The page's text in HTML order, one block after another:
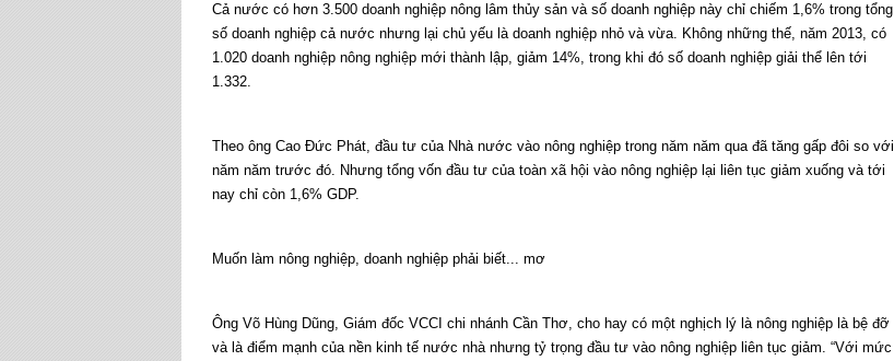
Cả nước có hơn 3.500 doanh nghiệp nông lâm thủy sản và số doanh nghiệp này chỉ chiếm 1,6% trong tổng
số doanh nghiệp cả nước nhưng lại chủ yếu là doanh nghiệp nhỏ và vừa. Không những thế, năm 2013, có
1.020 doanh nghiệp nông nghiệp mới thành lập, giảm 14%, trong khi đó số doanh nghiệp giải thể lên tới
1.332.
Theo ông Cao Đức Phát, đầu tư của Nhà nước vào nông nghiệp trong năm năm qua đã tăng gấp đôi so với
năm năm trước đó. Nhưng tổng vốn đầu tư của toàn xã hội vào nông nghiệp lại liên tục giảm xuống và tới
nay chỉ còn 1,6% GDP.
Muốn làm nông nghiệp, doanh nghiệp phải biết... mơ
Ông Võ Hùng Dũng, Giám đốc VCCI chi nhánh Cần Thơ, cho hay có một nghịch lý là nông nghiệp là bệ đỡ
và là điểm mạnh của nền kinh tế nước nhà nhưng tỷ trọng đầu tư vào nông nghiệp liên tục giảm. “Với mức